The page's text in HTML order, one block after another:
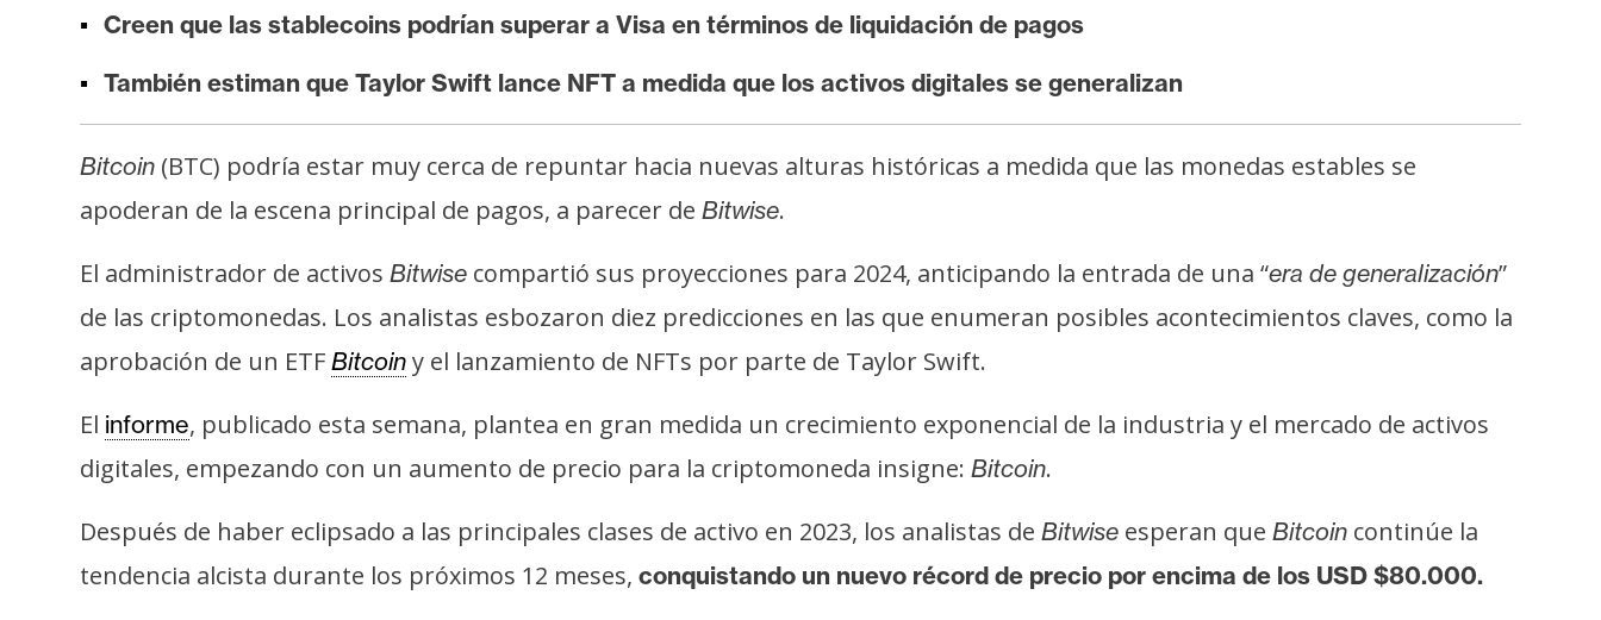
s
o
t
a
s
d
P
r
n
s
a
T
Creen que las stablecoins podrían superar a Visa en términos de liquidación de pagos
También estiman que Taylor Swift lance NFT a medida que los activos digitales se generalizan
Bitcoin (BTC) podría estar muy cerca de repuntar hacia nuevas alturas históricas a medida que las monedas estables se
apoderan de la escena principal de pagos, a parecer de Bitwise.
El administrador de activos Bitwise compartió sus proyecciones para 2024, anticipando la entrada de una “era de generalización”
de las criptomonedas. Los analistas esbozaron diez predicciones en las que enumeran posibles acontecimientos claves, como la
aprobación de un ETF Bitcoin y el lanzamiento de NFTs por parte de Taylor Swift.
El informe, publicado esta semana, plantea en gran medida un crecimiento exponencial de la industria y el mercado de activos
digitales, empezando con un aumento de precio para la criptomoneda insigne: Bitcoin.
Después de haber eclipsado a las principales clases de activo en 2023, los analistas de Bitwise esperan que Bitcoin continúe la
tendencia alcista durante los próximos 12 meses, conquistando un nuevo récord de precio por encima de los USD $80.000.